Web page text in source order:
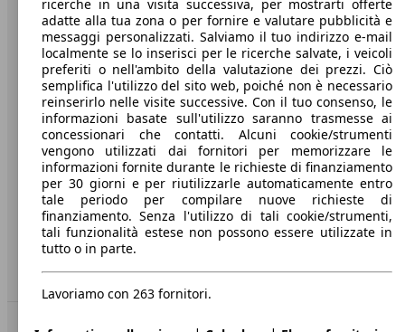
A proposito di AutoScout24
Stampa
Media
Condizioni generali
Informazioni
Privacy
Dichiarazione di Accessibilità
Servizi
Area rivenditori
ricerche in una visita successiva, per mostrarti offerte
adatte alla tua zona o per fornire e valutare pubblicità e
messaggi personalizzati. Salviamo il tuo indirizzo e-mail
localmente se lo inserisci per le ricerche salvate, i veicoli
preferiti o nell'ambito della valutazione dei prezzi. Ciò
semplifica l'utilizzo del sito web, poiché non è necessario
reinserirlo nelle visite successive. Con il tuo consenso, le
informazioni basate sull'utilizzo saranno trasmesse ai
concessionari che contatti. Alcuni cookie/strumenti
vengono utilizzati dai fornitori per memorizzare le
informazioni fornite durante le richieste di finanziamento
per 30 giorni e per riutilizzarle automaticamente entro
tale periodo per compilare nuove richieste di
finanziamento. Senza l'utilizzo di tali cookie/strumenti,
tali funzionalità estese non possono essere utilizzate in
tutto o in parte.
Lavoriamo con 263 fornitori.